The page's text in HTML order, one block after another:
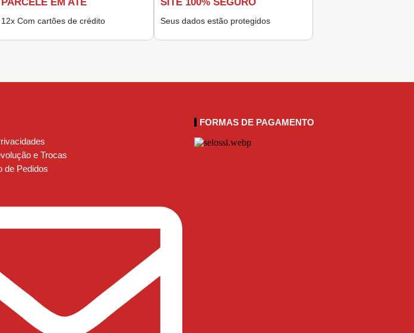
12x Com cartões de crédito Seus dados estão protegidos
e Trocas
de Pedidos
FORMAS DE PAGAMENTO